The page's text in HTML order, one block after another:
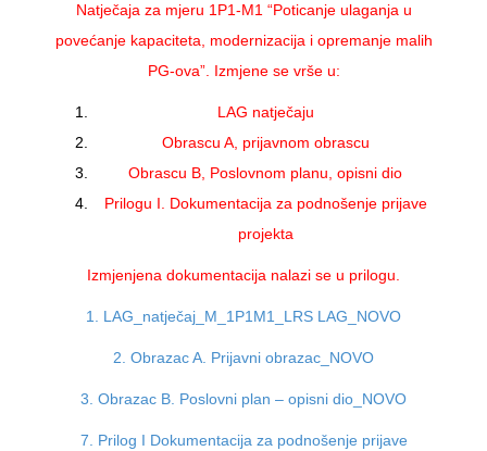
Natječaja za mjeru 1P1-M1 “Poticanje ulaganja u
povećanje kapaciteta, modernizacija i opremanje malih
PG-ova”. Izmjene se vrše u:
LAG natječaju
Obrascu A, prijavnom obrascu
Obrascu B, Poslovnom planu, opisni dio
Prilogu I. Dokumentacija za podnošenje prijave
projekta
Izmjenjena dokumentacija nalazi se u prilogu.
1. LAG_natječaj_M_1P1M1_LRS LAG_NOVO
2. Obrazac A. Prijavni obrazac_NOVO
3. Obrazac B. Poslovni plan – opisni dio_NOVO
7. Prilog I Dokumentacija za podnošenje prijave